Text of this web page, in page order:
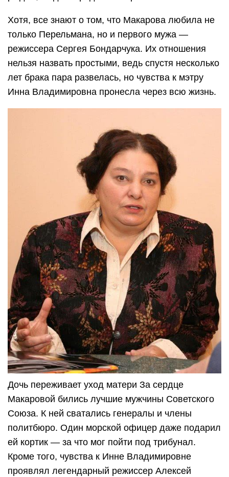
Хотя, все знают о том, что Макарова любила не
только Перельмана, но и первого мужа —
режиссера Сергея Бондарчука. Их отношения
нельзя назвать простыми, ведь спустя несколько
лет брака пара развелась, но чувства к мэтру
Инна Владимировна пронесла через всю жизнь.
Дочь переживает уход матери За сердце
Макаровой бились лучшие мужчины Советского
Союза. К ней сватались генералы и члены
политбюро. Один морской офицер даже подарил
ей кортик — за что мог пойти под трибунал.
Кроме того, чувства к Инне Владимировне
проявлял легендарный режиссер Алексей